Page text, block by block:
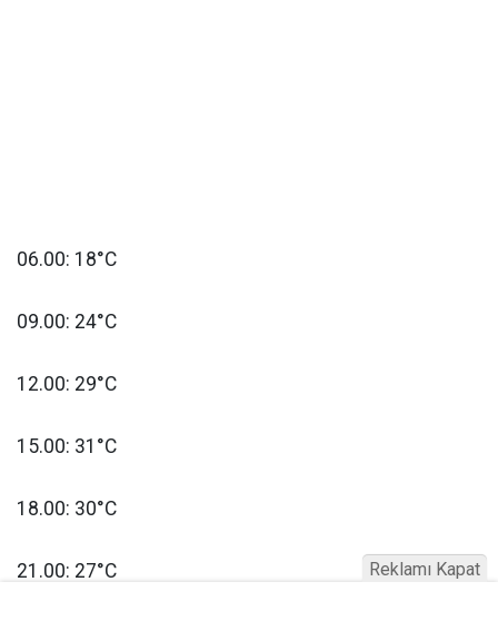
06.00: 18°C
09.00: 24°C
12.00: 29°C
15.00: 31°C
18.00: 30°C
21.00: 27°C Reklamı Kapat